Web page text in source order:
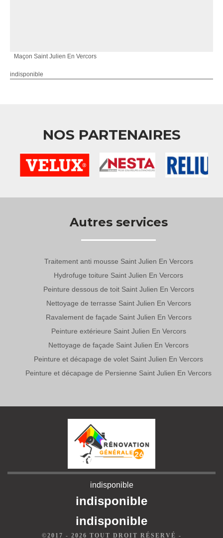
Maçon Saint Julien En Vercors
indisponible
NOS PARTENAIRES
Autres services
Traitement anti mousse Saint Julien En Vercors
Hydrofuge toiture Saint Julien En Vercors
Peinture dessous de toit Saint Julien En Vercors
Nettoyage de terrasse Saint Julien En Vercors
Ravalement de façade Saint Julien En Vercors
Peinture extérieure Saint Julien En Vercors
Nettoyage de façade Saint Julien En Vercors
Peinture et décapage de volet Saint Julien En Vercors
Peinture et décapage de Persienne Saint Julien En Vercors
indisponible
indisponible
indisponible
©2017 - 2026 TOUT DROIT RÉSERVÉ -